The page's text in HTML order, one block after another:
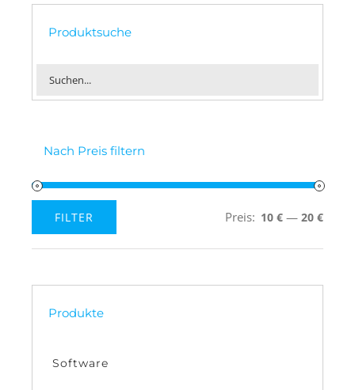
Produktsuche
Nach Preis filtern
Preis
Preis
FILTER Preis: 10 € — 20 €
Produkte
Software